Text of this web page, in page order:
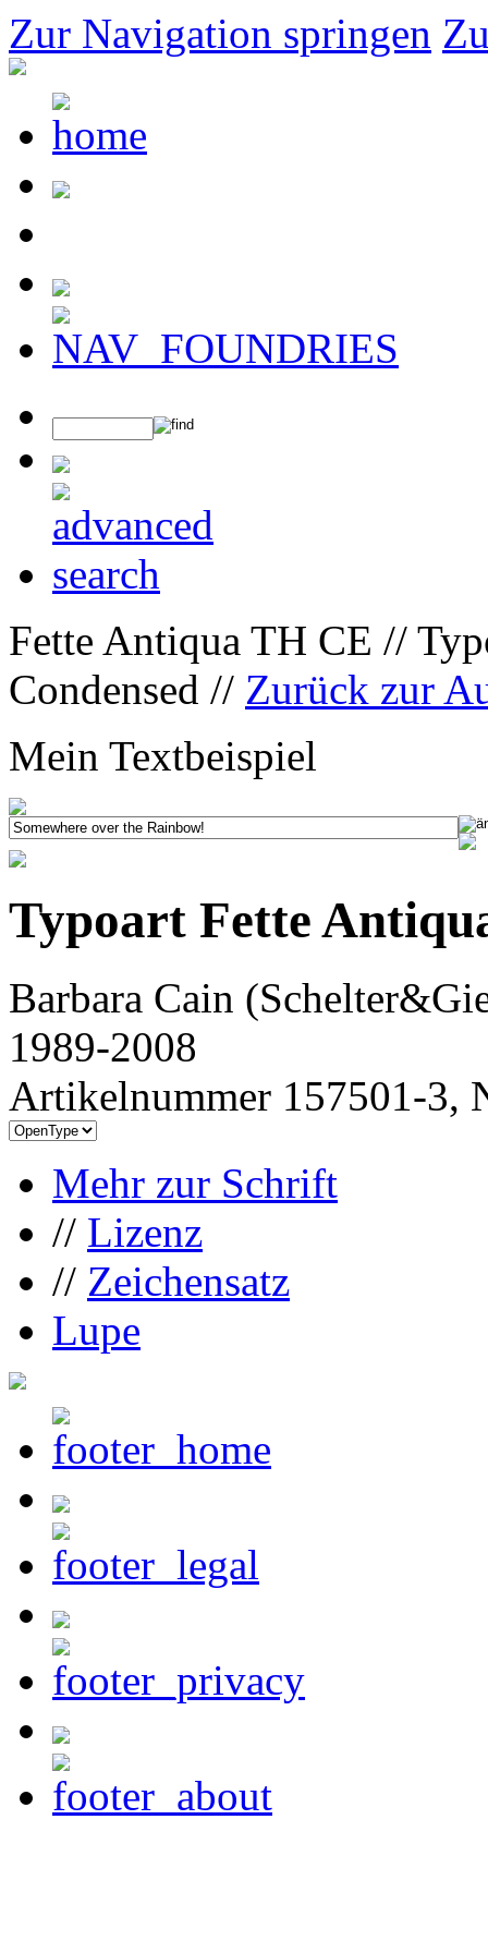
Zur Navigation springen
Fette Antiqua TH CE //
Condensed // Zurück zur
Mein Textbeispiel
Typoart Fette
Barbara Cain
1989-2008
Artikelnummer 157501-3,
Mehr zur Schrift
// Lizenz
// Zeichensatz
Lupe